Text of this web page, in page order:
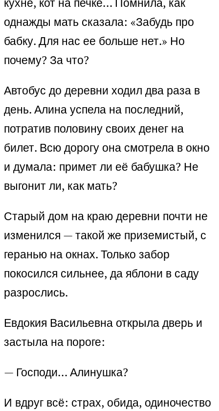
однажды мать сказала: «Забудь про
бабку. Для нас ее больше нет.» Но
почему? За что?
Автобус до деревни ходил два раза в
день. Алина успела на последний,
потратив половину своих денег на
билет. Всю дорогу она смотрела в окно
и думала: примет ли её бабушка? Не
выгонит ли, как мать?
Старый дом на краю деревни почти не
изменился — такой же приземистый, с
геранью на окнах. Только забор
покосился сильнее, да яблони в саду
разрослись.
Евдокия Васильевна открыла дверь и
застыла на пороге:
— Господи… Алинушка?
И вдруг всё: страх, обида, одиночество